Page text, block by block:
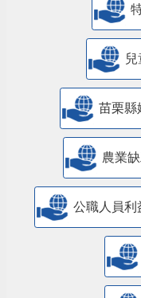
苗栗縣
農業
公職人員利